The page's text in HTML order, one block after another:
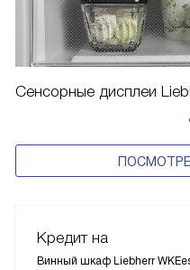
Сенсорные дисплеи
Кредит на
Винный шкаф Liebherr